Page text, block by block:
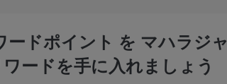
ドポイント を マハラジ
ードを手に入れましょう